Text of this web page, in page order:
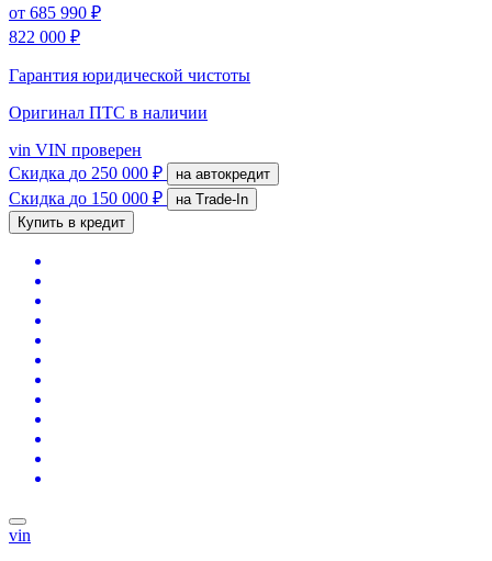
от 685 990 ₽
822 000 ₽
Гарантия юридической чистоты
Оригинал ПТС в наличии
vin VIN проверен
Скидка до 250 000 ₽ на автокредит
Скидка до 150 000 ₽
на Trade-In
Купить в кредит
vin